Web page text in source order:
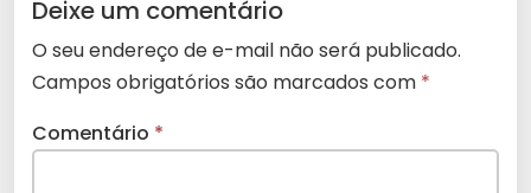
Deixe um comentário
O seu endereço de e-mail não será publicado.
Campos obrigatórios são marcados com *
Comentário *